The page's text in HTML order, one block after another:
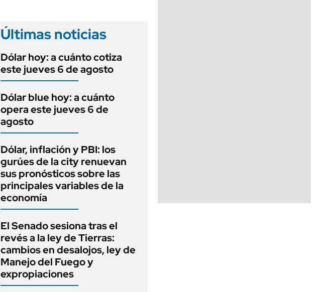
Últimas noticias
Dólar hoy: a cuánto cotiza
este jueves 6 de agosto
Dólar blue hoy: a cuánto
opera este jueves 6 de
agosto
Dólar, inflación y PBI: los
gurúes de la city renuevan
sus pronósticos sobre las
principales variables de la
economía
El Senado sesiona tras el
revés a la ley de Tierras:
cambios en desalojos, ley de
Manejo del Fuego y
expropiaciones